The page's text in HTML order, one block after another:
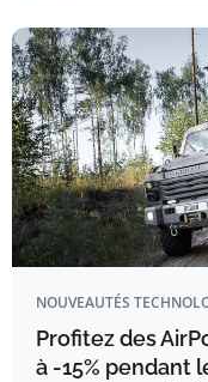
NOUVEAUTÉS
Profitez des
à -15% pendant